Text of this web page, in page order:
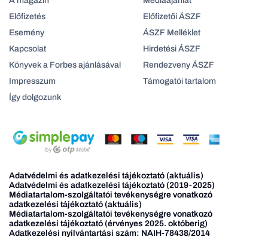
Előfizetés
Esemény
Kapcsolat
Könyvek a Forbes ajánlásával
Impresszum
Így dolgozunk
Előfizetői ÁSZF
ÁSZF Melléklet
Hirdetési ÁSZF
Rendezveny ÁSZF
Támogatói tartalom
Adatvédelmi és adatkezelési tájékoztató (aktuális)
Adatvédelmi és adatkezelési tájékoztató (2019-2025)
Médiatartalom-szolgáltatói tevékenységre vonatkozó
adatkezelési tájékoztató (aktuális)
Médiatartalom-szolgáltatói tevékenységre vonatkozó
adatkezelési tájékoztató (érvényes 2025. októberig)
Adatkezelési nyilvántartási szám: NAIH-78438/2014